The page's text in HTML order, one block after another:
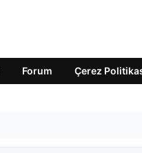
Forum Çerez